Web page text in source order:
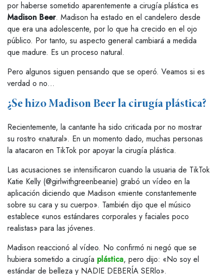
por haberse sometido aparentemente a cirugía plástica es
Madison Beer. Madison ha estado en el candelero desde
que era una adolescente, por lo que ha crecido en el ojo
público. Por tanto, su aspecto general cambiará a medida
que madure. Es un proceso natural.
Pero algunos siguen pensando que se operó. Veamos si es
verdad o no…
¿Se hizo Madison Beer la cirugía plástica?
Recientemente, la cantante ha sido criticada por no mostrar
su rostro «natural». En un momento dado, muchas personas
la atacaron en TikTok por apoyar la cirugía plástica.
Las acusaciones se intensificaron cuando la usuaria de TikTok
Katie Kelly (@girlwithgreenbeanie) grabó un vídeo en la
aplicación diciendo que Madison «miente constantemente
sobre su cara y su cuerpo». También dijo que el músico
establece «unos estándares corporales y faciales poco
realistas» para las jóvenes.
Madison reaccionó al vídeo. No confirmó ni negó que se
hubiera sometido a cirugía plástica, pero dijo: «No soy el
estándar de belleza y NADIE DEBERÍA SERlo».